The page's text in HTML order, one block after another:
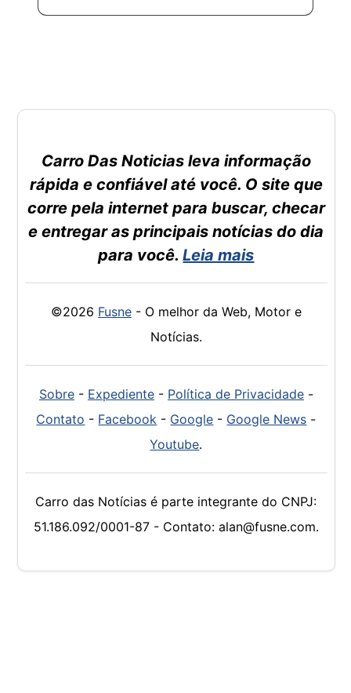
Carro Das Noticias leva informação
rápida e confiável até você. O site que
corre pela internet para buscar, checar
e entregar as principais notícias do dia
para você.Leia mais
©2026 Fusne- O melhor da Web, Motor e
Notícias.
Sobre- Expediente- Política de Privacidade-
Contato - Facebook - Google - Google News -
Youtube.
Carro das Notícias é parte integrante do CNPJ:
51.186.092/0001-87 - Contato: alan@fusne.com.